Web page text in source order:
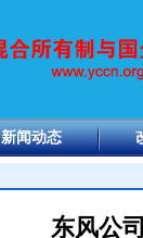
新闻动态
东风公